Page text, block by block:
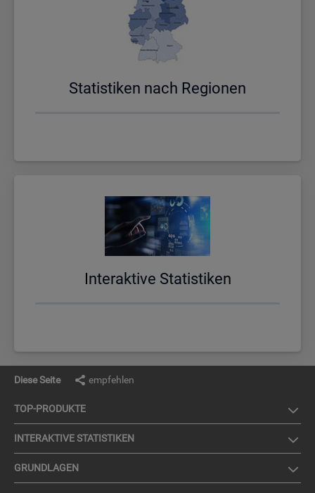
Sta­tis­ti­ken nach Re­gio­nen
In­ter­ak­ti­ve Sta­tis­ti­ken
Diese Seite empfehlen
TOP-PRO­DUK­TE
IN­TER­AK­TI­VE STA­TIS­TI­KEN
GRUND­LA­GEN